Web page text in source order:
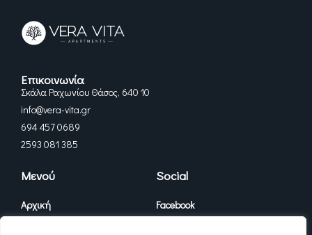
Επικοινωνία
Σκάλα Ραχωνίου Θάσος, 640 10
info@vera-vita.gr
694 457 0689
2593 081 385
Μενού
Αρχική
Social
Facebook